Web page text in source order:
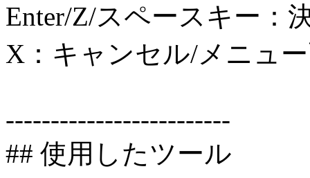
Enter/Z/スペースキー：
X：キャンセル/メニュ
-------------------------
## 使用したツール